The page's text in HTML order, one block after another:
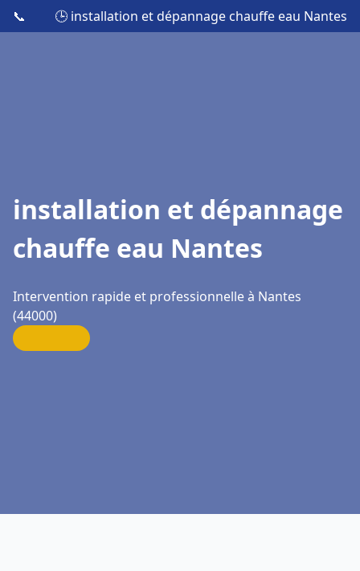
📞 🕒 installation et dépannage chauffe eau Nantes
installation et dépannage
chauffe eau Nantes
Intervention rapide et professionnelle à Nantes
(44000)